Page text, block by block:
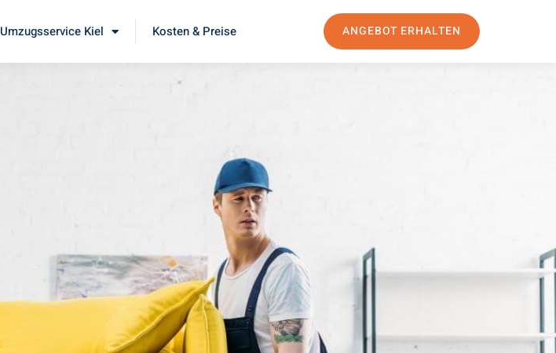
Umzugsservice Kiel Kosten & Preise ANGEBOT ERHALTEN